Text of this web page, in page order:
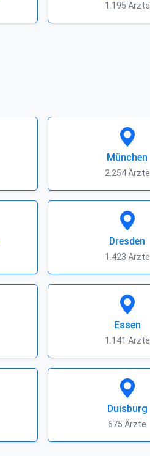
1.195 Ärzte
München
2.254 Ärzte
Dresden
1.423 Ärzte
Essen
1.141 Ärzte
Duisburg
675 Ärzte